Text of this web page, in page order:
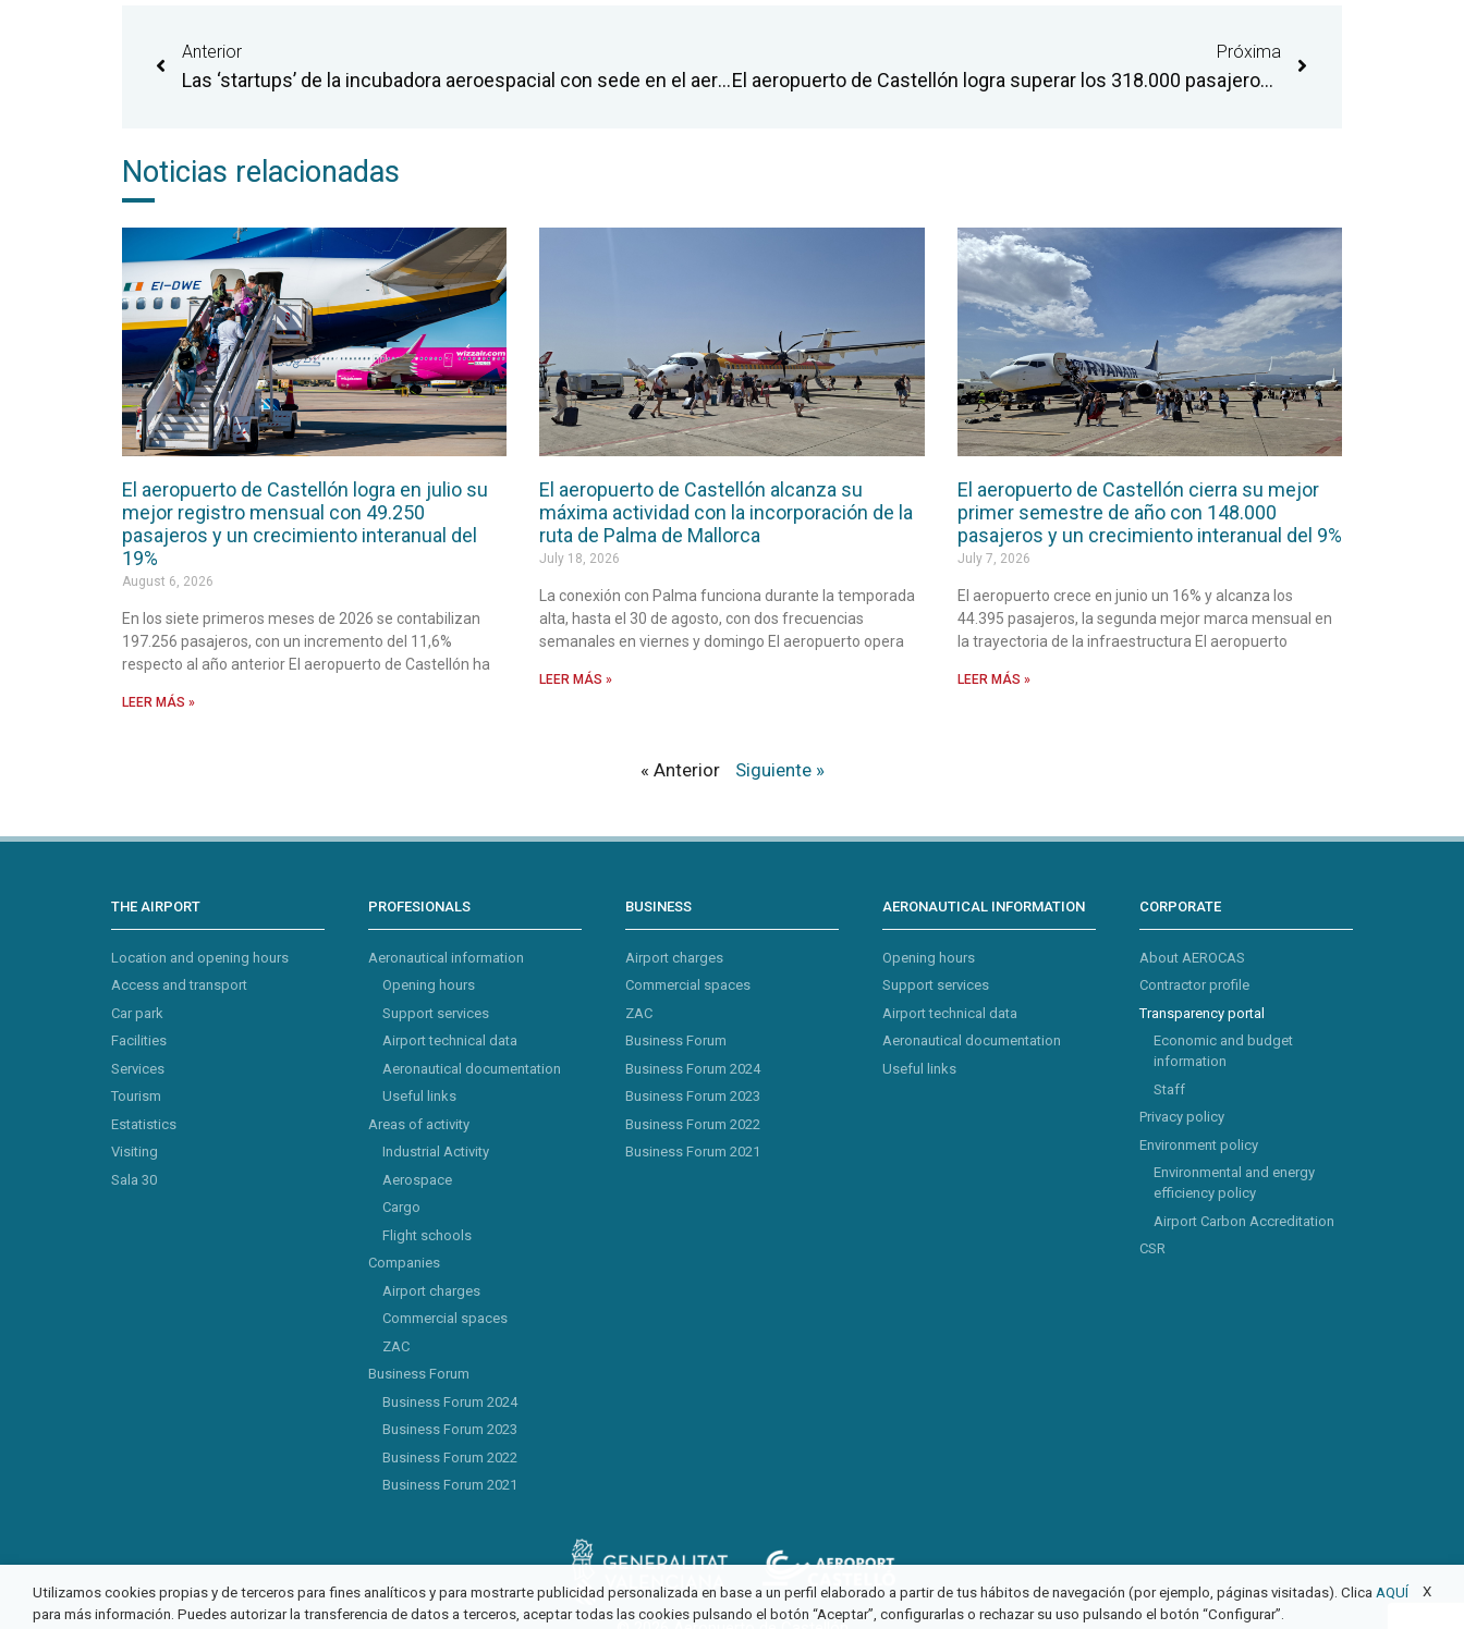
Anterior
Las ‘startups’ de la incubadora aeroespacial con sede en el aeropuerto de Castellón aumentan un 56% su facturación y sextuplican la captación de inversión
Próxima
El aeropuerto de Castellón logra superar los 318.000 pasajeros y el récord de operaciones en 2025
Noticias relacionadas
El aeropuerto de Castellón logra en julio su
mejor registro mensual con 49.250
pasajeros y un crecimiento interanual del
19%
August 6, 2026
En los siete primeros meses de 2026 se contabilizan
197.256 pasajeros, con un incremento del 11,6%
respecto al año anterior El aeropuerto de Castellón ha
LEER MÁS »
El aeropuerto de Castellón alcanza su
máxima actividad con la incorporación de la
ruta de Palma de Mallorca
July 18, 2026
La conexión con Palma funciona durante la temporada
alta, hasta el 30 de agosto, con dos frecuencias
semanales en viernes y domingo El aeropuerto opera
LEER MÁS »
El aeropuerto de Castellón cierra su mejor
primer semestre de año con 148.000
pasajeros y un crecimiento interanual del 9%
July 7, 2026
El aeropuerto crece en junio un 16% y alcanza los
44.395 pasajeros, la segunda mejor marca mensual en
la trayectoria de la infraestructura El aeropuerto
LEER MÁS »
« Anterior Siguiente »
THE AIRPORT
Location and opening hours
Access and transport
Car park
Facilities
Services
Tourism
Estatistics
Visiting
Sala 30
PROFESIONALS
Aeronautical information
Opening hours
Support services
Airport technical data
Aeronautical documentation
Useful links
Areas of activity
Industrial Activity
Aerospace
Cargo
Flight schools
Companies
Airport charges
Commercial spaces
ZAC
Business Forum
Business Forum 2024
Business Forum 2023
Business Forum 2022
Business Forum 2021
BUSINESS
Airport charges
Commercial spaces
ZAC
Business Forum
Business Forum 2024
Business Forum 2023
Business Forum 2022
Business Forum 2021
AERONAUTICAL INFORMATION
Opening hours
Support services
Airport technical data
Aeronautical documentation
Useful links
CORPORATE
About AEROCAS
Contractor profile
Transparency portal
Economic and budget
information
Staff
Privacy policy
Environment policy
Environmental and energy
efficiency policy
Airport Carbon Accreditation
CSR
X
Utilizamos cookies propias y de terceros para fines analíticos y para mostrarte publicidad personalizada en base a un perfil elaborado a partir de tus hábitos de navegación (por ejemplo, páginas visitadas). Clica AQUÍ
para más información. Puedes autorizar la transferencia de datos a terceros, aceptar todas las cookies pulsando el botón “Aceptar”, configurarlas o rechazar su uso pulsando el botón “Configurar”.